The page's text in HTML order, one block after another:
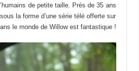
de petite taille. Près de 35 ans
la forme d’une série télé offerte sur
le monde de Willow est fantastique !